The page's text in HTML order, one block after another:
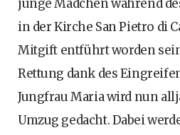
junge Mädchen während
in der Kirche San Pietro di
Mitgift entführt worden
Rettung dank des
Jungfrau Maria wird nun
Umzug gedacht. Dabei